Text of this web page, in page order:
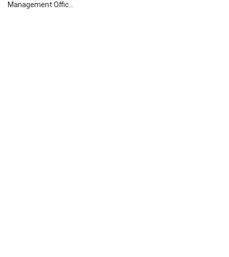
Management Offic...